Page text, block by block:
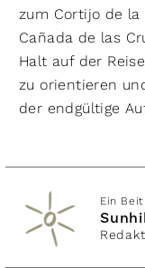
zum Cortijo de la
Cañada de las
Halt auf der
zu orientieren
der endgültige
Ein